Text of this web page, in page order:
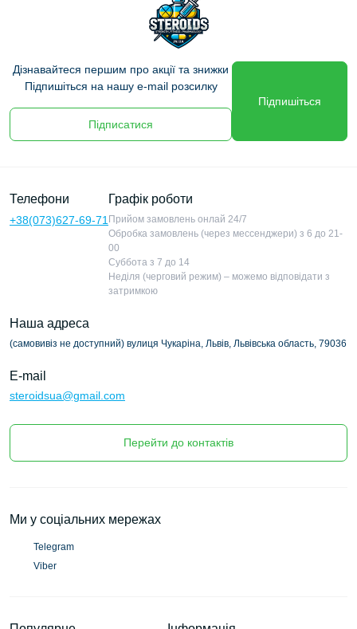
Дізнавайтеся першим про акції та знижки
Підпишіться на нашу e-mail розсилку
Підписатися
Підпишіться
Телефони
+38(073)627-69-71
Графік роботи
Прийом замовлень онлай 24/7
Обробка замовлень (через мессенджери) з 6 до 21-
00
Суббота з 7 до 14
Неділя (черговий режим) – можемо відповідати з
затримкою
Наша адреса
(самовивіз не доступний) вулиця Чукаріна, Львів, Львівська область, 79036
E-mail
steroidsua@gmail.com
Перейти до контактів
Ми у соціальних мережах
Telegram
Viber